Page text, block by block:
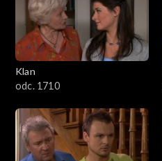
Klan
odc. 1710